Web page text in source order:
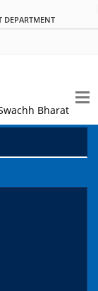
DEPARTMENT